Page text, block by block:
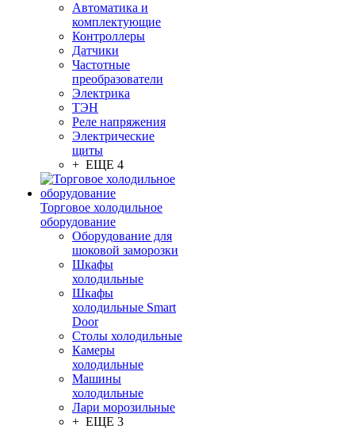
Автоматика и
комплектующие
Контроллеры
Датчики
Частотные
преобразователи
Электрика
ТЭН
Реле напряжения
Электрические
щиты
+ ЕЩЕ 4
Торговое холодильное
оборудование
Оборудование для
шоковой заморозки
Шкафы
холодильные
Шкафы
холодильные Smart
Door
Столы холодильные
Камеры
холодильные
Машины
холодильные
Лари морозильные
+ ЕЩЕ 3